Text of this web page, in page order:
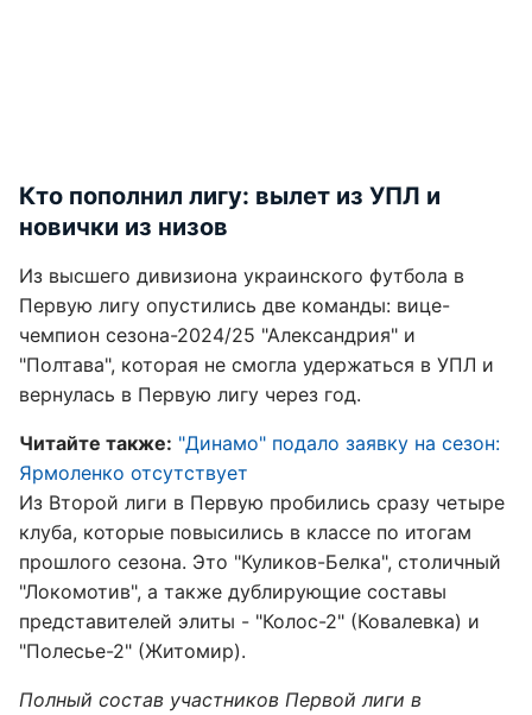
Кто пополнил лигу: вылет из УПЛ и
новички из низов
Из высшего дивизиона украинского футбола в
Первую лигу опустились две команды: вице-
чемпион сезона-2024/25 "Александрия" и
"Полтава", которая не смогла удержаться в УПЛ и
вернулась в Первую лигу через год.
Читайте также: "Динамо" подало заявку на сезон:
Ярмоленко отсутствует
Из Второй лиги в Первую пробились сразу четыре
клуба, которые повысились в классе по итогам
прошлого сезона. Это "Куликов-Белка", столичный
"Локомотив", а также дублирующие составы
представителей элиты - "Колос-2" (Ковалевка) и
"Полесье-2" (Житомир).
Полный состав участников Первой лиги в